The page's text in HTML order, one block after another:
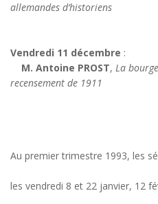
allemandes d’historiens
Vendredi 11 décembre :
M. Antoine PROST, La
recensement de 1911
Au premier trimestre 1993, les
les vendredi 8 et 22 janvier, 12